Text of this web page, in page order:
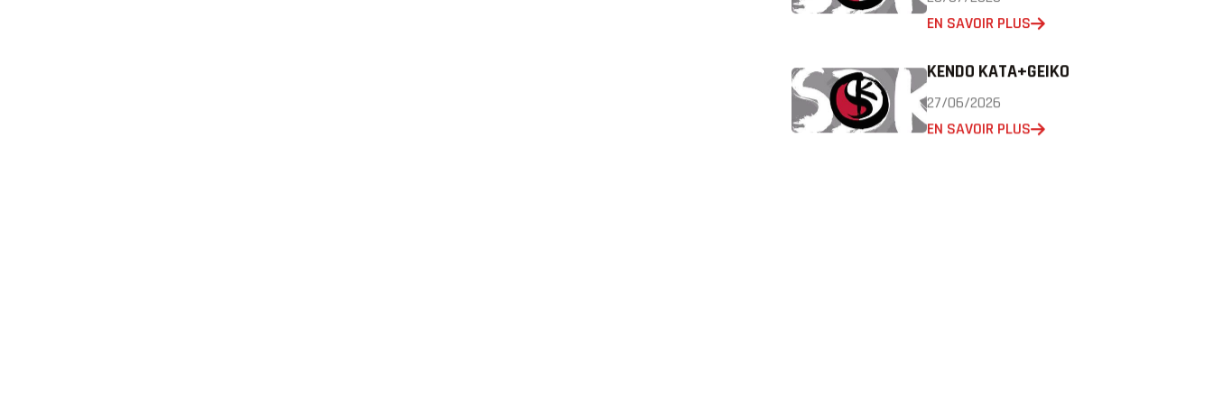
EN SAVOIR PLUS
KENDO KATA+GEIKO
27/06/2026
EN SAVOIR PLUS